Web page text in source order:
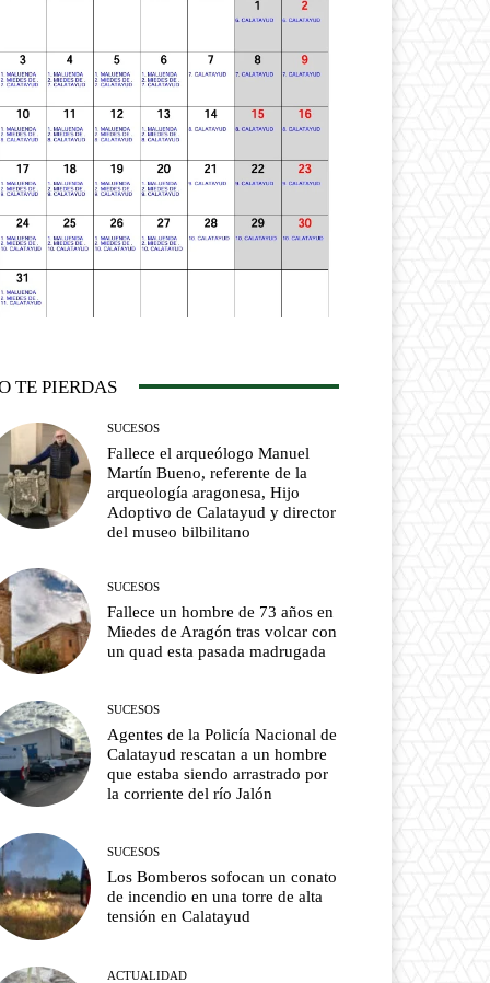
TE PIERDAS
SUCESOS
Fallece el arqueólogo Manuel
Martín Bueno, referente de la
arqueología aragonesa, Hijo
Adoptivo de Calatayud y director
del museo bilbilitano
SUCESOS
Fallece un hombre de 73 años en
Miedes de Aragón tras volcar con
un quad esta pasada madrugada
SUCESOS
Agentes de la Policía Nacional de
Calatayud rescatan a un hombre
que estaba siendo arrastrado por
la corriente del río Jalón
SUCESOS
Los Bomberos sofocan un conato
de incendio en una torre de alta
tensión en Calatayud
ACTUALIDAD